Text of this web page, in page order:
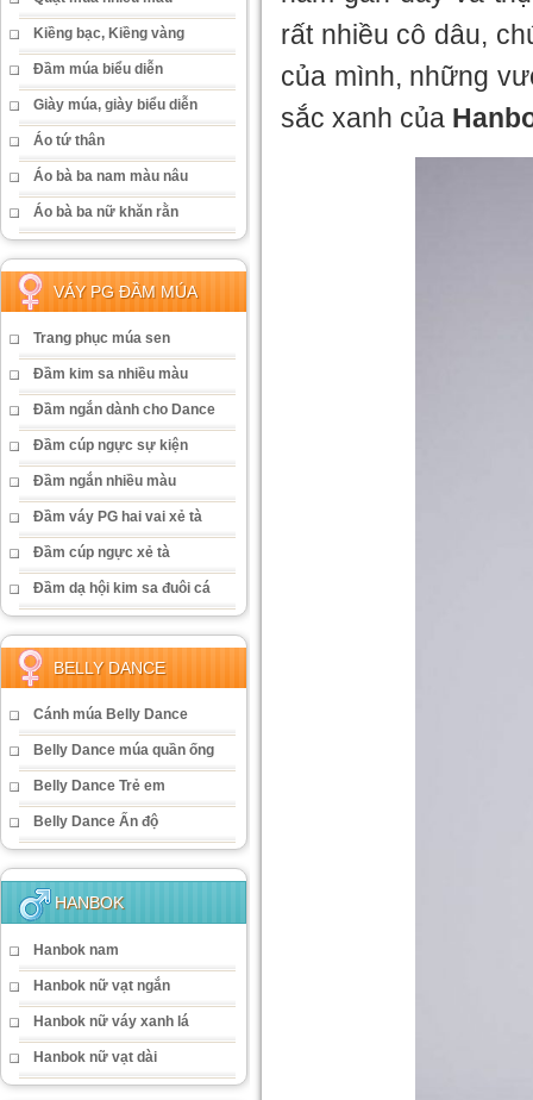
Kiềng bạc, Kiềng vàng
Đầm múa biểu diễn
Giày múa, giày biểu diễn
Áo tứ thân
Áo bà ba nam màu nâu
Áo bà ba nữ khăn rằn
VÁY PG ĐẦM MÚA
Trang phục múa sen
Đầm kim sa nhiều màu
Đầm ngắn dành cho Dance
Đầm cúp ngực sự kiện
Đầm ngắn nhiều màu
Đầm váy PG hai vai xẻ tà
Đầm cúp ngực xẻ tà
Đầm dạ hội kim sa đuôi cá
BELLY DANCE
Cánh múa Belly Dance
Belly Dance múa quần ống
Belly Dance Trẻ em
Belly Dance Ấn độ
HANBOK
Hanbok nam
Hanbok nữ vạt ngắn
Hanbok nữ váy xanh lá
Hanbok nữ vạt dài
rất nhiều cô dâu,
của mình, những
sắc xanh của